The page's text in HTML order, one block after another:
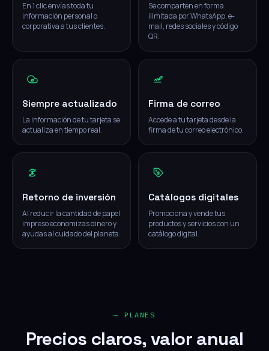
En 1 clic envías toda tu
información personal o
corporativa a tus clientes.
Se comparten en forma
ilimitada por WhatsApp, e-
mail, redes sociales y código
QR.
Siempre actualizado
La información de tu tarjeta se
actualiza en tiempo real.
Firma de correo
Accede a tu tarjeta desde la
firma de tu correo electrónico.
Retorno de inversión
Al reducir la cantidad de papel
impreso economizas dinero y
ayudas al cuidado del planeta.
Catálogos digitales
Promociona y vende tus
productos y servicios con un
catálogo digital.
— PLANES
Precios claros, valor anual